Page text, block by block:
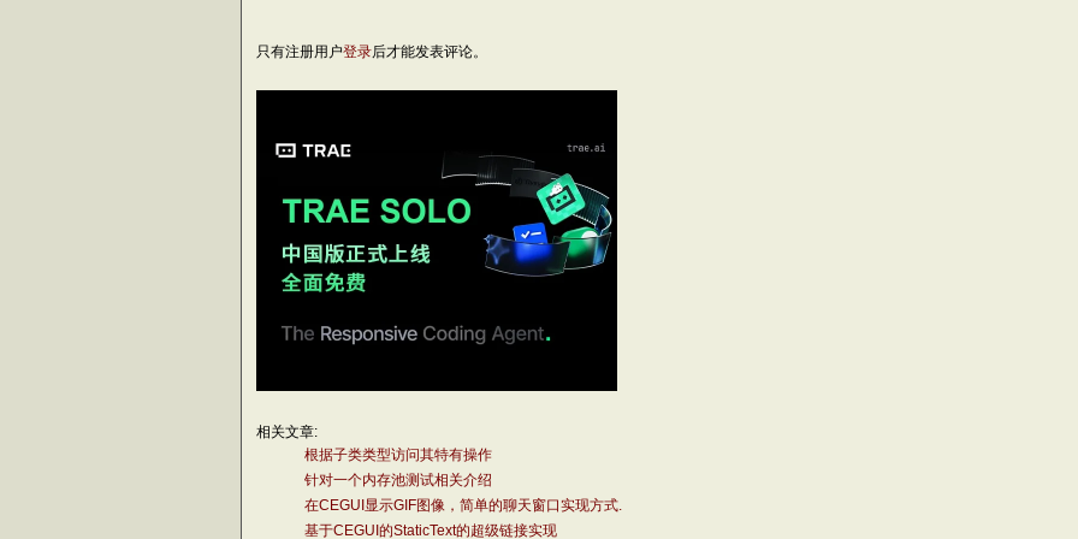
只有注册用户登录后才能发表评论。
相关文章:
根据子类类型访问其特有操作
针对一个内存池测试相关介绍
在CEGUI显示GIF图像，简单的聊天窗口实现方式.
基于CEGUI的StaticText的超级链接实现